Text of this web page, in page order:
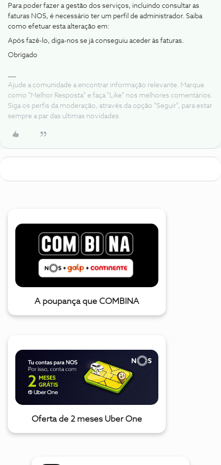
Para poder fazer a gestão dos serviços, incluindo consultar as
faturas NOS, é necessário ter um perfil de administrador. Saiba
como efetuar esta alteração em:
Após fazê-lo, diga-nos se já conseguiu aceder às faturas.
Obrigado
Ajude a comunidade a encontrar informação relevante. Marque
como "Melhor Resposta" e faça "Like" nos melhores comentários.
Siga os perfis da moderação, através da opção "Seguir", para estar
sempre a par das ultimas novidades.
A poupança que COMBINA
Oferta de 2 meses Uber One